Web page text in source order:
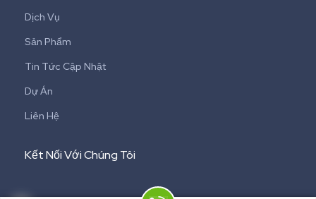
Dịch Vụ
Sản Phẩm
Tin Tức Cập Nhật
Dự Án
Liên Hệ
Kết Nối Với Chúng Tôi